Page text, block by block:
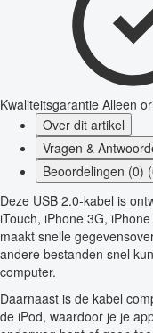
Kwaliteitsgarantie Alleen
Over dit artikel
Vragen &
Beoordelingen (0)
Deze USB 2.0-kabel is
iTouch, iPhone 3G,
maakt snelle
andere bestanden snel
computer.
Daarnaast is de kabel
de iPod, waardoor je je